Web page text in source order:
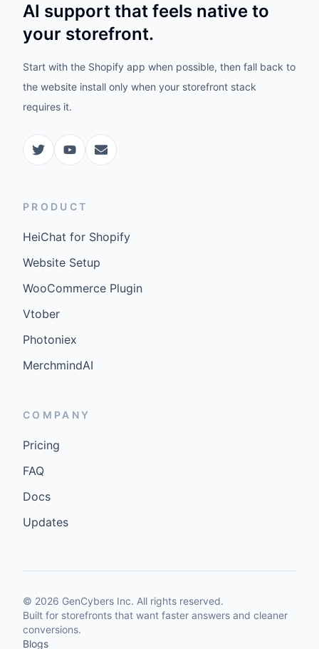
AI support that feels native to
your storefront.
Start with the Shopify app when possible, then fall back to
the website install only when your storefront stack
requires it.
PRODUCT
HeiChat for Shopify
Website Setup
WooCommerce Plugin
Vtober
Photoniex
MerchmindAI
COMPANY
Pricing
FAQ
Docs
Updates
© 2026 GenCybers Inc. All rights reserved.
Built for storefronts that want faster answers and cleaner
conversions.
Blogs